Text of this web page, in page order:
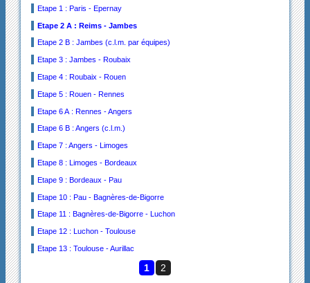
Etape 1 : Paris - Epernay
Etape 2 A : Reims - Jambes
Etape 2 B : Jambes (c.l.m. par équipes)
Etape 3 : Jambes - Roubaix
Etape 4 : Roubaix - Rouen
Etape 5 : Rouen - Rennes
Etape 6 A : Rennes - Angers
Etape 6 B : Angers (c.l.m.)
Etape 7 : Angers - Limoges
Etape 8 : Limoges - Bordeaux
Etape 9 : Bordeaux - Pau
Etape 10 : Pau - Bagnères-de-Bigorre
Etape 11 : Bagnères-de-Bigorre - Luchon
Etape 12 : Luchon - Toulouse
Etape 13 : Toulouse - Aurillac
1 2